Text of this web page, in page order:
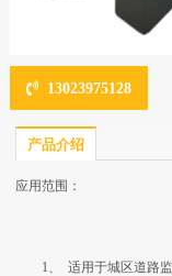
13023975128
产品介绍
应用范围：
1、 适用于城区道路